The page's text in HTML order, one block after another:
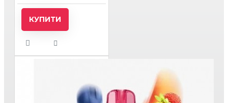
КУПИТИ